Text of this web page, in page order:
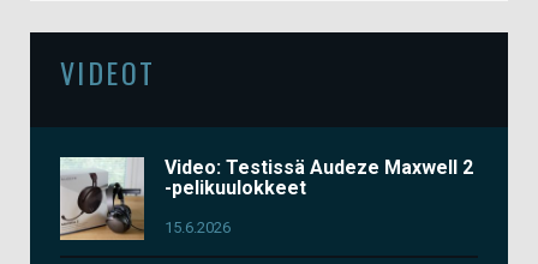
VIDEOT
Video: Testissä Audeze Maxwell 2
-pelikuulokkeet
15.6.2026